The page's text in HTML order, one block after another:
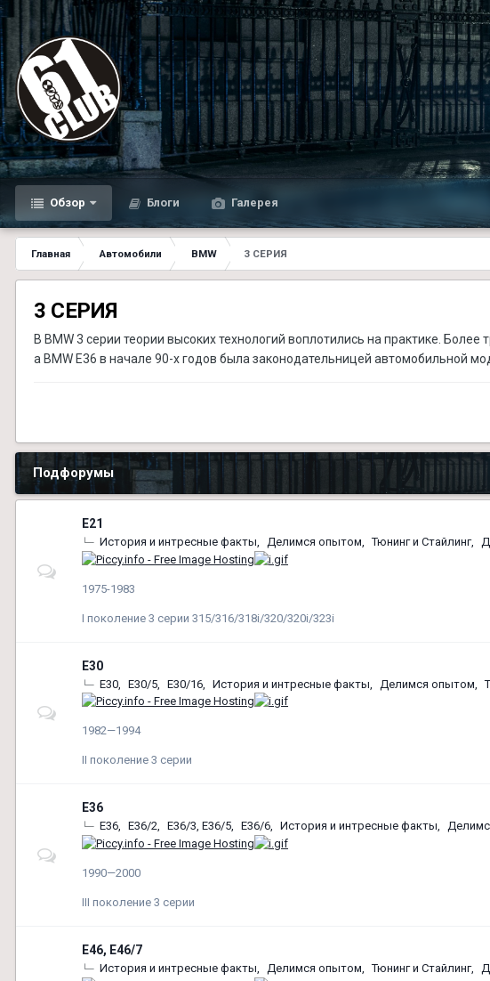
Обзор Блоги Галерея
Главная Автомобили BMW 3 СЕРИЯ
3 СЕРИЯ
В BMW 3 серии теории высоких технологий воплотились на практике.
а BMW Е36 в начале 90-х годов была законодательницей автомобильной
Подфорумы
E21
История и интресные факты Делимся опытом Тюнинг и Стайлинг
1975-1983
I поколение 3 серии 315/316/318i/320/320i/323i
E30
E30 E30/5 E30/16 История и интресные факты Делимся опытом
1982—1994
ІІ поколение 3 серии
Е36
E36 E36/2 E36/3, E36/5 E36/6 История и интресные факты
1990—2000
ІІІ поколение 3 серии
E46, E46/7
История и интресные факты Делимся опытом Тюнинг и Стайлинг